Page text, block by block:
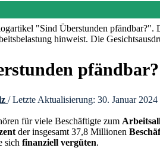
pfändbar?
/ Letzte Aktualisierung: 30. Januar 2024
für viele Beschäftigte zum
der insgesamt 37,8 Millionen
sich finanziell vergüten.